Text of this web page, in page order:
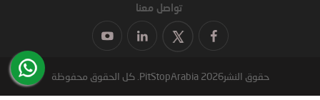
تواصل معنا
حقوق النشر2026 PitStopArabia. كل الحقوق محفوظة